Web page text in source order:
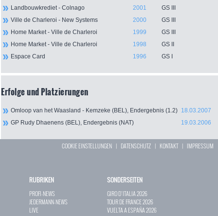
Landbouwkrediet - Colnago
2001
GS III
Ville de Charleroi - New Systems
2000
GS III
Home Market - Ville de Charleroi
1999
GS III
Home Market - Ville de Charleroi
1998
GS II
Espace Card
1996 GS I
Erfolge und Platzierungen
Omloop van het Waasland - Kemzeke (BEL), Endergebnis (1.2) 18.03.2007
GP Rudy Dhaenens (BEL), Endergebnis (NAT)
19.03.2006
COOKIE EINSTELLUNGEN | DATENSCHUTZ | KONTAKT| IMPRESSUM
RUBRIKEN
PROFI-NEWS
JEDERMANN-NEWS
LIVE
SONDERSEITEN
GIRO D`ITALIA 2026
TOUR DE FRANCE 2026
VUELTA A ESPAÑA 2026